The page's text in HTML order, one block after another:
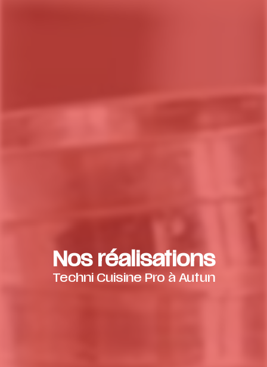
Nos réalisations
Techni Cuisine Pro à Autun